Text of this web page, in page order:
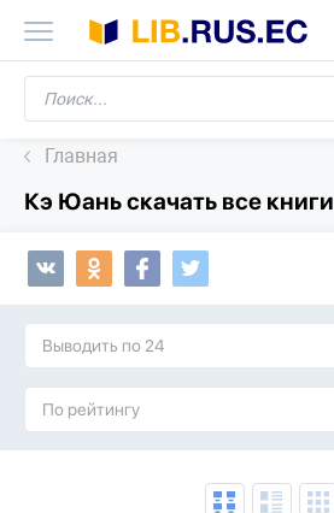
Главная
Кэ Юань скачать все книги
Выводить по 24
По рейтингу